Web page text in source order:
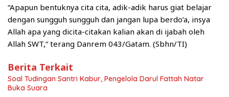
“Apapun bentuknya cita cita, adik-adik harus giat belajar
dengan sungguh sungguh dan jangan lupa berdo’a, insya
Allah apa yang dicita-citakan kalian akan di ijabah oleh
Allah SWT,“ terang Danrem 043/Gatam. (Sbhn/TI)
Berita Terkait
Soal Tudingan Santri Kabur, Pengelola Darul Fattah Natar
Buka Suara